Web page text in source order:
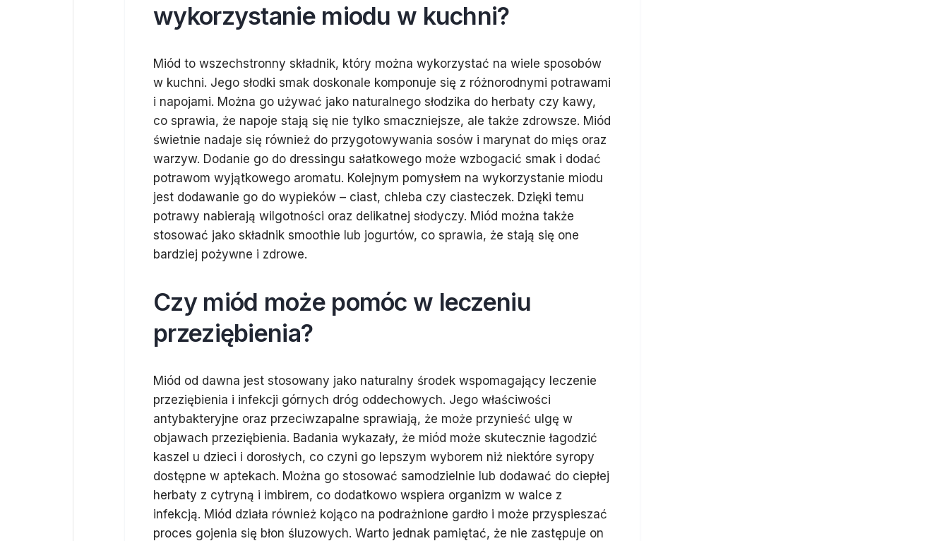
wykorzystanie miodu w kuchni?
Miód to wszechstronny składnik, który można wykorzystać na wiele sposobów
w kuchni. Jego słodki smak doskonale komponuje się z różnorodnymi potrawami
i napojami. Można go używać jako naturalnego słodzika do herbaty czy kawy,
co sprawia, że napoje stają się nie tylko smaczniejsze, ale także zdrowsze. Miód
świetnie nadaje się również do przygotowywania sosów i marynat do mięs oraz
warzyw. Dodanie go do dressingu sałatkowego może wzbogacić smak i dodać
potrawom wyjątkowego aromatu. Kolejnym pomysłem na wykorzystanie miodu
jest dodawanie go do wypieków – ciast, chleba czy ciasteczek. Dzięki temu
potrawy nabierają wilgotności oraz delikatnej słodyczy. Miód można także
stosować jako składnik smoothie lub jogurtów, co sprawia, że stają się one
bardziej pożywne i zdrowe.
Czy miód może pomóc w leczeniu
przeziębienia?
Miód od dawna jest stosowany jako naturalny środek wspomagający leczenie
przeziębienia i infekcji górnych dróg oddechowych. Jego właściwości
antybakteryjne oraz przeciwzapalne sprawiają, że może przynieść ulgę w
objawach przeziębienia. Badania wykazały, że miód może skutecznie łagodzić
kaszel u dzieci i dorosłych, co czyni go lepszym wyborem niż niektóre syropy
dostępne w aptekach. Można go stosować samodzielnie lub dodawać do ciepłej
herbaty z cytryną i imbirem, co dodatkowo wspiera organizm w walce z
infekcją. Miód działa również kojąco na podrażnione gardło i może przyspieszać
proces gojenia się błon śluzowych. Warto jednak pamiętać, że nie zastępuje on